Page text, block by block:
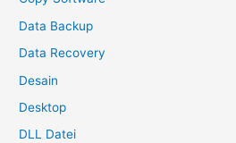
Data Backup
Data Recovery
Desain
Desktop
DLL Datei